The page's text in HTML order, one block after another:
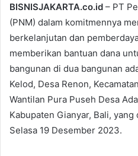
BISNISJAKARTA.co.id – PT
(PNM) dalam komitmennya
berkelanjutan dan
memberikan bantuan dana
bangunan di dua bangunan
Kelod, Desa Renon,
Wantilan Pura Puseh Desa
Kabupaten Gianyar, Bali,
Selasa 19 Desember 2023.